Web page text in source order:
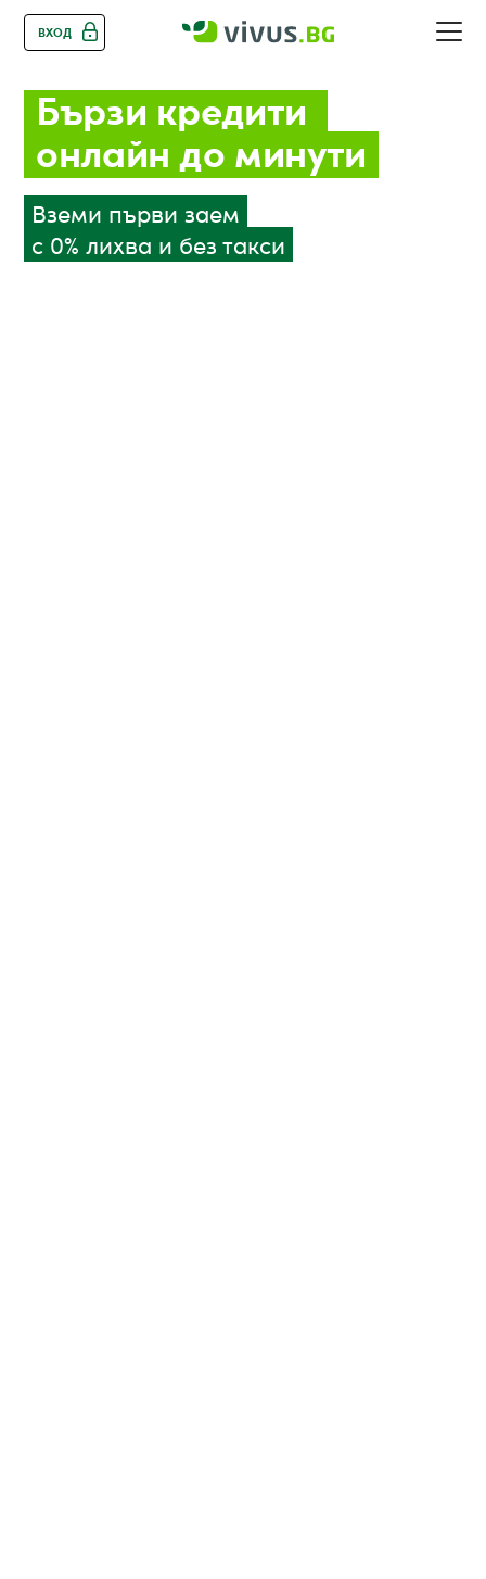
ВХОД
Бързи кредити
онлайн до минути
Вземи първи заем
с 0% лихва и без такси